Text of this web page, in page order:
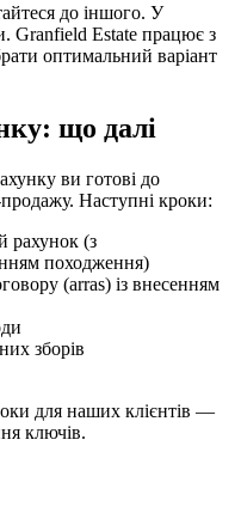
до іншого. У
Granfield Estate працює з
оптимальний варіант
що далі
ви готові до
продажу. Наступні кроки:
рахунок (з
походження)
(arras) із внесенням
зборів
для наших клієнтів —
ключів.